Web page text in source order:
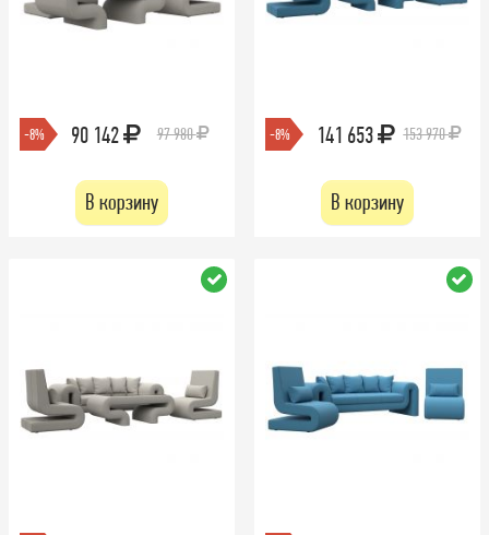
-8% 90 142 97 980
В корзину
-8% 141 653 153 970
В корзину